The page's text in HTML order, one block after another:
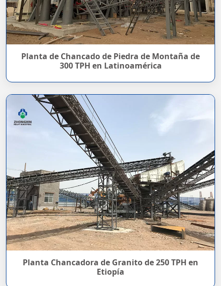
Planta de Chancado de Piedra de Montaña de
300 TPH en Latinoamérica
Planta Chancadora de Granito de 250 TPH en
Etiopía